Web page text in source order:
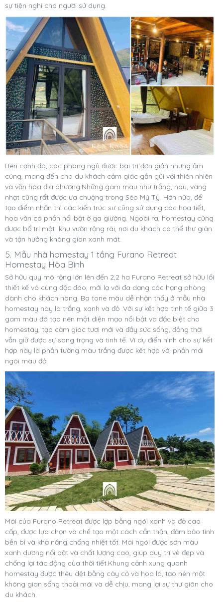
sự tiện nghi cho người sử dụng.
Bên cạnh đó, các phòng ngủ được bài trí đơn giản nhưng ấm
cúng, mang đến cho du khách cảm giác gần gũi với thiên nhiên
và văn hóa địa phương.Những gam màu như trắng, nâu, vàng
nhạt cũng rất được ưa chuộng trong Séo Mý Tỷ. Hơn nữa, để
tạo điểm nhấn thì các kiến trúc sư cũng sử dụng các họa tiết,
hoa văn có phần nổi bật ở ga giường. Ngoài ra, homestay cũng
được bố trí một khu vườn rộng rãi, nơi du khách có thể thư giãn
và tận hưởng không gian xanh mát.
5. Mẫu nhà homestay 1 tầng Furano Retreat
Homestay Hòa Bình
Sở hữu quy mô rộng lớn lên đến 2,2 ha Furano Retreat sở hữu lối
thiết kế vô cùng độc đáo, mới lạ với đa dạng các hạng phòng
dành cho khách hàng. Ba tone màu dễ nhận thấy ở mẫu nhà
homestay này là trắng, xanh và đỏ .Với sự kết hợp tinh tế giữa 3
gam màu đã tạo nên một diện mạo nổi bật và đặc biệt cho
homestay, tạo cảm giác tươi mới và đầy sức sống, đồng thời
vẫn giữ được sự sang trọng và tinh tế. Ví dụ điển hình cho sự kết
hợp này là phần tường màu trắng được kết hợp với phần mái
ngói màu đỏ.
Mái của Furano Retreat được lợp bằng ngói xanh và đỏ cao
cấp, được lựa chọn và chế tạo một cách cẩn thận, đảm bảo tính
bền bỉ và khả năng chống nhiệt tốt. Mái ngói được sơn màu
xanh dương nổi bật và chất lượng cao, giúp duy trì vẻ đẹp và
chống lại tác động của thời tiết.Khung cảnh xung quanh
homestay được thêu dệt bằng cây cỏ và hoa lá, tạo nên một
không gian sống thoải mái và dễ chịu, mang lại sự thư giãn cho
du khách.